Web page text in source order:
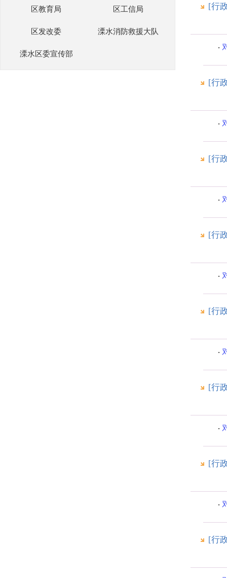
区教育局 区工信局
区发改委 溧水消防救援大队
溧水区委宣传部
[行
[行
[行
[行
[行
[行
[行
[行